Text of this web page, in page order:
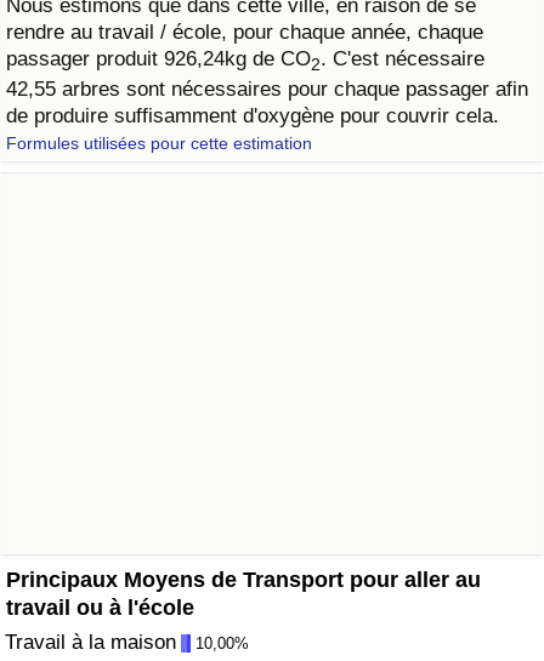
Nous estimons que dans cette ville, en raison de se
rendre au travail / école, pour chaque année, chaque
passager produit 926,24kg de CO2. C'est nécessaire
42,55 arbres sont nécessaires pour chaque passager afin
de produire suffisamment d'oxygène pour couvrir cela.
Formules utilisées pour cette estimation
Principaux Moyens de Transport pour aller au
travail ou à l'école
Travail à la maison 10,00%
à Akaba
Criminalité
Indice de Criminalité (Actuel)
Indice de Criminalité